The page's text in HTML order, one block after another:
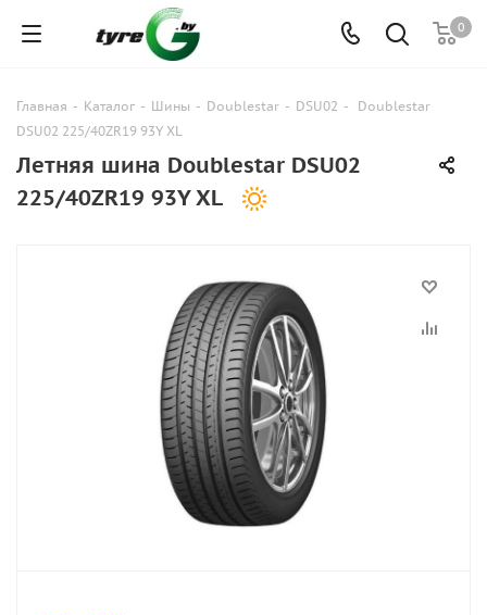
0
Главная - Каталог - Шины - Doublestar - DSU02 -
Doublestar
DSU02 225/40ZR19 93Y XL
Летняя шина Doublestar DSU02
225/40ZR19 93Y XL